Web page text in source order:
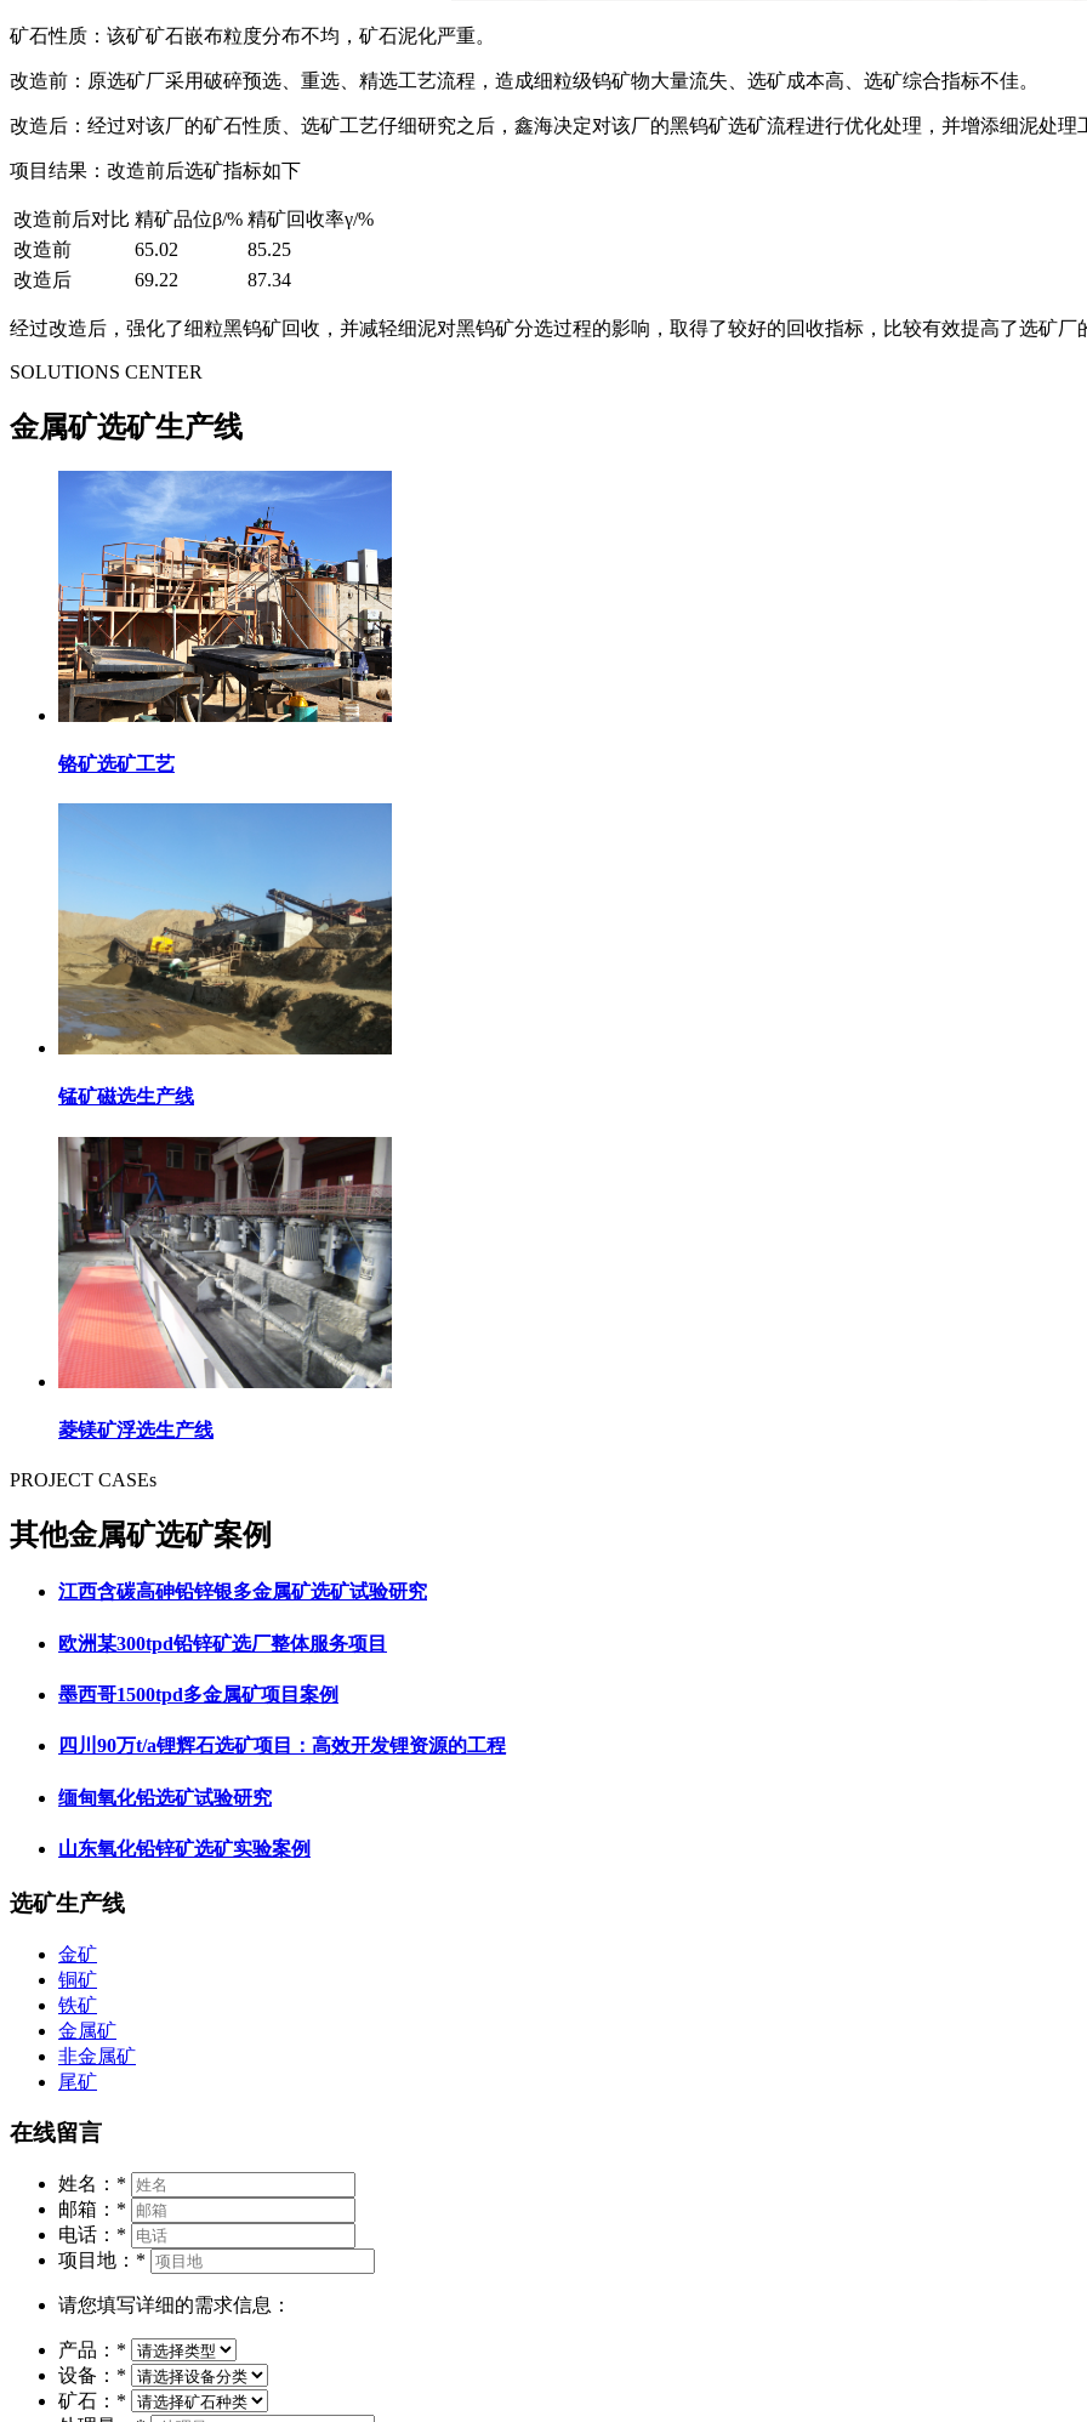
矿石性质：该矿矿石嵌布粒度分布不均，矿石泥化严重。
改造前：原选矿厂采用破碎预选、重选、精选工艺流程，造成细粒级钨矿物大量流失、选矿成本高、选矿综合指标不佳。
改造后：经过对该厂的矿石性质、选矿工艺仔细研究之后，鑫海决定对该厂的黑钨矿选矿流程进行优化处理，并增添细泥处理
项目结果：改造前后选矿指标如下
改造前后对比 精矿品位β/% 精矿回收率γ/%
改造前
65.02
85.25
改造后
69.22 87.34
经过改造后，强化了细粒黑钨矿回收，并减轻细泥对黑钨矿分选过程的影响，取得了较好的回收指标，比较有效提高了选矿厂
SOLUTIONS CENTER
金属矿选矿生产线
铬矿选矿工艺
锰矿磁选生产线
菱镁矿浮选生产线
PROJECT CASEs
其他金属矿选矿案例
江西含碳高砷铅锌银多金属矿选矿试验研究
欧洲某300tpd铅锌矿选厂整体服务项目
墨西哥1500tpd多金属矿项目案例
四川90万t/a锂辉石选矿项目：高效开发锂资源的工程
缅甸氧化铅选矿试验研究
山东氧化铅锌矿选矿实验案例
选矿生产线
金矿
铜矿
铁矿
金属矿
非金属矿
尾矿
在线留言
姓名： *
邮箱： *
电话： *
项目地： *
请您填写详细的需求信息：
产品： *
设备： *
矿石： *